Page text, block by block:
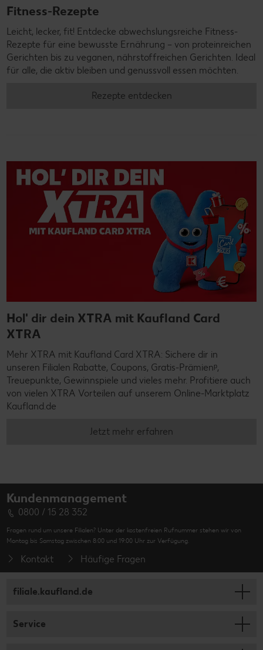
Fitness-Rezepte
Leicht, lecker, fit! Entdecke abwechslungsreiche Fitness-
Rezepte für eine bewusste Ernährung – von proteinreichen
Gerichten bis zu veganen, nährstoffreichen Gerichten. Ideal
für alle, die aktiv bleiben und genussvoll essen möchten.
Rezepte entdecken
Hol' dir dein XTRA mit Kaufland Card
XTRA
Mehr XTRA mit Kaufland Card XTRA: Sichere dir in
unseren Filialen Rabatte, Coupons, Gratis-Prämienᵖ,
Treuepunkte, Gewinnspiele und vieles mehr. Profitiere auch
von vielen XTRA Vorteilen auf unserem Online-Marktplatz
Kaufland.de
Jetzt mehr erfahren
Kundenmanagement
0800 / 15 28 352
Fragen rund um unsere Filialen? Unter der kostenfreien Rufnummer stehen wir von
Montag bis Samstag zwischen 8:00 und 19:00 Uhr zur Verfügung.
Kontakt Häufige Fragen
filiale.kaufland.de
Service